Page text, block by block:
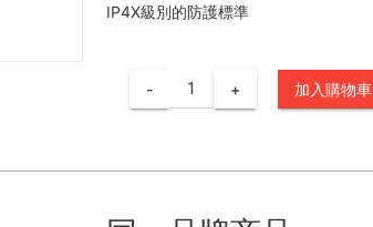
IP4X級別的防護標準
- + 加入購物車